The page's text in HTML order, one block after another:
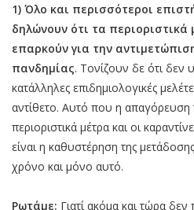
1) Όλο και περισσότεροι
δηλώνουν ότι τα
επαρκούν για την
πανδημίας. Τονίζουν δε ότι δεν
κατάλληλες επιδημιολογικές
αντίθετο. Αυτό που η απαγόρευση
περιοριστικά μέτρα και οι
είναι η καθυστέρηση της
χρόνο και μόνο αυτό.
Ρωτάμε: Γιατί ακόμα και τώρα